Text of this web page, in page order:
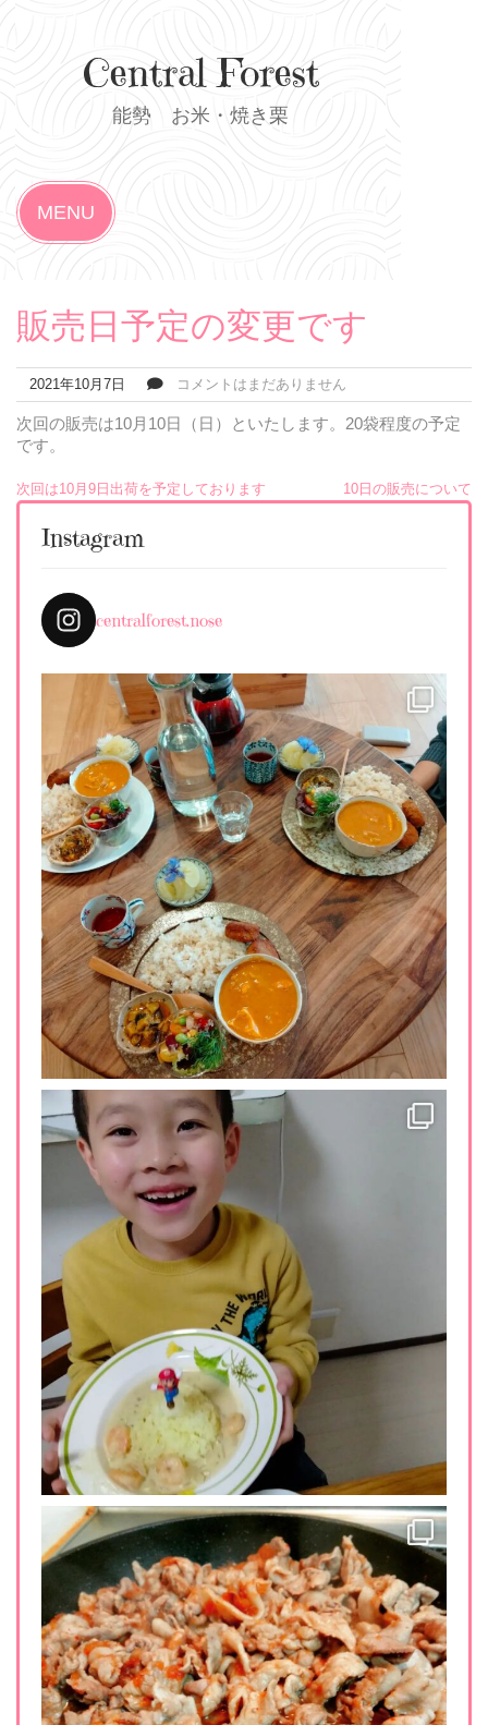
Central Forest
能勢 お米・焼き栗
MENU
販売日予定の変更です
2021年10月7日 コメントはまだありません
次回の販売は10月10日（日）といたします。20袋程度の予定
です。
投
稿
ビ
ゲ
ー
ョ
ン
次回は10月9日出荷を予定しております 10日の販売について
Instagram
centralforest.nose